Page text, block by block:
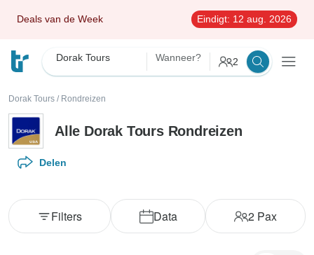
Deals van de Week Eindigt: 12 aug. 2026
Dorak Tours Wanneer? 2
Dorak Tours / Rondreizen
Alle Dorak Tours Rondreizen
Delen
Data 2 Pax
Filters